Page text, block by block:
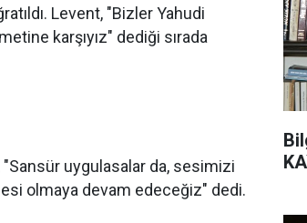
Levent, "Bizler Yahudi
karşıyız" dediği sırada
"Sansür uygulasalar da, sesimizi
olmaya devam edeceğiz" dedi.